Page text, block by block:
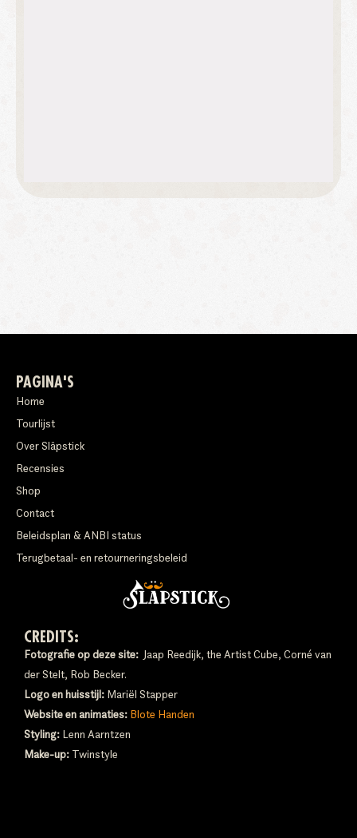
PAGINA'S
Home
Tourlijst
Over Släpstick
Recensies
Shop
Contact
Beleidsplan & ANBI status
Terugbetaal- en retourneringsbeleid
CREDITS:
Fotografie op deze site: Jaap Reedijk, the Artist Cube, Corné van
der Stelt, Rob Becker.
Logo en huisstijl: Mariël Stapper
Website en animaties: Blote Handen
Styling: Lenn Aarntzen
Make-up: Twinstyle